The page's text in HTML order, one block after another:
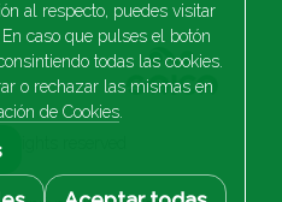
rights reserved
al respecto, puedes visitar
. En caso que pulses el botón
todas las cookies.
o rechazar las mismas en
de Cookies